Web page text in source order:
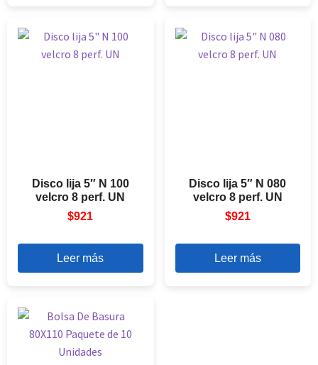
Disco lija 5″ N 100
velcro 8 perf. UN
$921
Leer más
Disco lija 5″ N 080
velcro 8 perf. UN
$921
Leer más